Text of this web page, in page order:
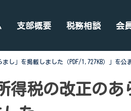
支部概要 税務相談 会
し」を掲載しました（PDF/1,727KB）」を公
得税の改正の